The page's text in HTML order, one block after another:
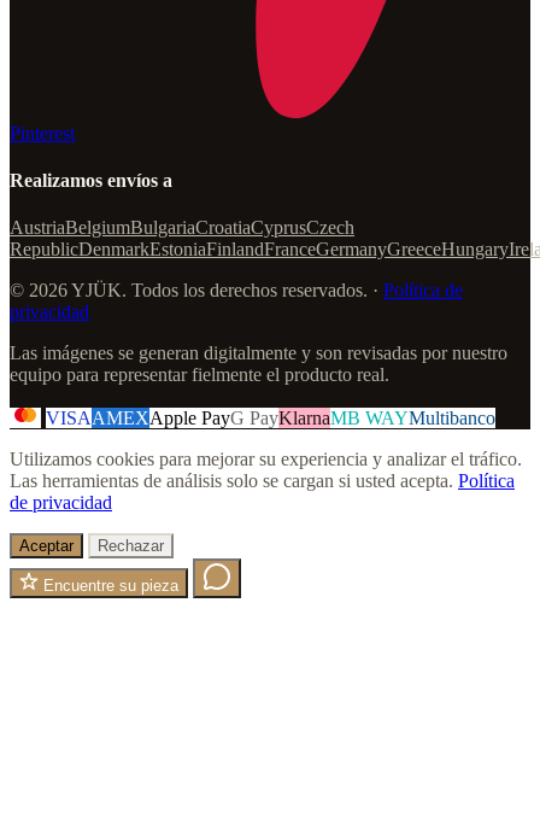
Pinterest
Realizamos envíos a
AustriaBelgiumBulgariaCroatiaCyprusCzech
RepublicDenmarkEstoniaFinlandFranceGermanyGreeceHungary
© 2026 YJÜK. Todos los derechos reservados. · Política de
privacidad
Las imágenes se generan digitalmente y son revisadas por nuestro
equipo para representar fielmente el producto real.
VISAAMEXApple PayG PayKlarnaMB WAYMultibanco
Utilizamos cookies para mejorar su experiencia y analizar el tráfico.
Las herramientas de análisis solo se cargan si usted acepta. Política
de privacidad
Aceptar Rechazar
Encuentre su pieza